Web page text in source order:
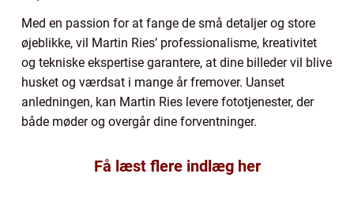
Med en passion for at fange de små detaljer og store
øjeblikke, vil Martin Ries’ professionalisme, kreativitet
og tekniske ekspertise garantere, at dine billeder vil blive
husket og værdsat i mange år fremover. Uanset
anledningen, kan Martin Ries levere fototjenester, der
både møder og overgår dine forventninger.
Få læst flere indlæg her